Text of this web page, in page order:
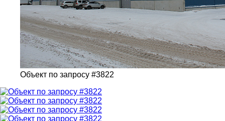
Объект по запросу #3822